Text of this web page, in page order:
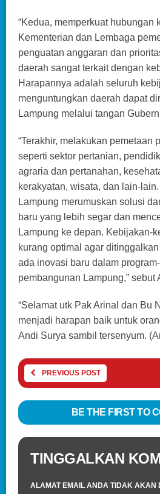
“Kedua, memperkuat hubungan
Kementerian dan Lembaga
penguatan anggaran dan
daerah sangat terkait dengan
Harapannya adalah seluruh
menguntungkan daerah dapat
Lampung melalui tangan
“Terakhir, melakukan pemetaan
seperti sektor pertanian,
agraria dan pertanahan,
kerakyatan, wisata, dan lain-
Lampung merumuskan solusi
baru yang lebih segar dan
Lampung ke depan. Kebijakan-
kurang optimal agar
ada inovasi baru dalam
pembangunan Lampung,” sebut
“Selamat utk Pak Arinal dan Bu
menjadi harapan baik untuk
Andi Surya sambil tersenyum.
PREVIOUS POST
BE THE FIRST TO
TINGGALKAN
ALAMAT EMAIL ANDA TIDAK AKAN